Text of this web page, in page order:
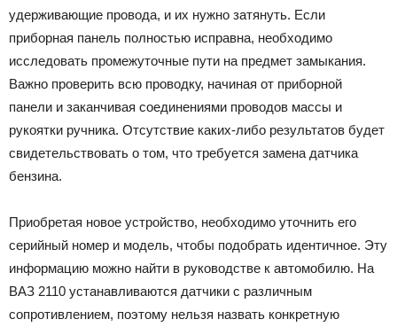
удерживающие провода, и их нужно затянуть. Если
приборная панель полностью исправна, необходимо
исследовать промежуточные пути на предмет замыкания.
Важно проверить всю проводку, начиная от приборной
панели и заканчивая соединениями проводов массы и
рукоятки ручника. Отсутствие каких-либо результатов будет
свидетельствовать о том, что требуется замена датчика
бензина.
Приобретая новое устройство, необходимо уточнить его
серийный номер и модель, чтобы подобрать идентичное. Эту
информацию можно найти в руководстве к автомобилю. На
ВАЗ 2110 устанавливаются датчики с различным
сопротивлением, поэтому нельзя назвать конкретную